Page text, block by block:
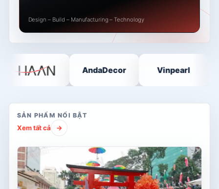
Design – Build – Manufacturing – Technology
AndaDecor Vinpearl
SẢN PHẨM NỔI BẬT
Xem tất cả →